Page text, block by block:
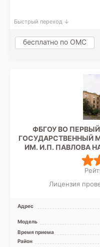
Быстрый переход ↓
бесплатно по ОМС
ФБГОУ ВО
ГОСУДАРСТВЕННЫЙ
ИМ. И.П. ПАВЛОВА
Лицензия
Адрес
Модель
Время приема
Район